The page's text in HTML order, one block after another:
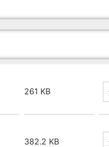
261 KB
382.2 KB